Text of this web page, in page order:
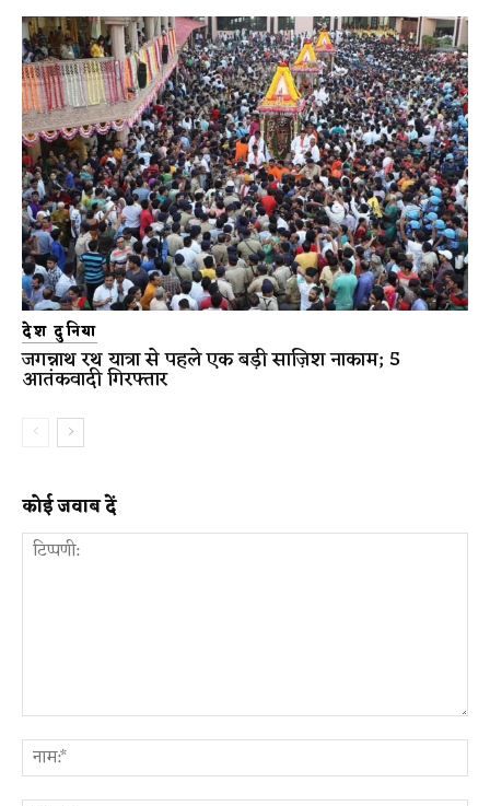
देश दुनिया
जगन्नाथ रथ यात्रा से पहले एक बड़ी साज़िश नाकाम; 5
आतंकवादी गिरफ्तार
कोई जवाब दें